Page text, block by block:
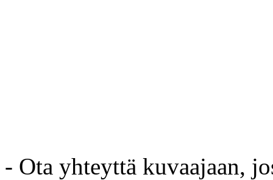
- Ota yhteyttä kuvaajaan,